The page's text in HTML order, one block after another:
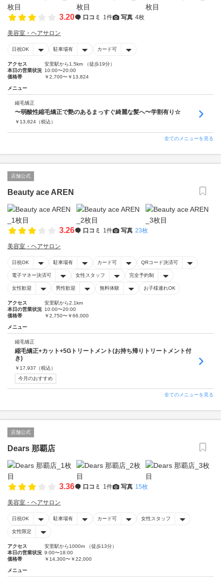
3.20 口コミ 1件 写真 4枚
美容室・ヘアサロン
日祝OK 駐車場有 カード可
アクセス
安里駅から1.5km （徒歩19分）
本日の営業状況 10:00〜20:00
価格帯
￥2,700〜￥13,824
メニュー
縮毛矯正
〜弱酸性縮毛矯正で艶のあるまっすぐ綺麗な髪へ〜学割有り☆
￥ 13,824 （税込）
全てのメニューを見る
店舗公式
Beauty ace AREN
3.26 口コミ 1件 写真 23枚
美容室・ヘアサロン
日祝OK 駐車場有 カード可 QRコード決済可
電子マネー決済可 女性スタッフ 完全予約制
女性歓迎 男性歓迎 無料体験 お子様連れOK
アクセス
安里駅から2.1km
本日の営業状況 10:00〜20:00
価格帯
￥2,750〜￥66,000
メニュー
縮毛矯正
縮毛矯正+カット+5Gトリートメント(お持ち帰りトリートメント付
き)
￥ 17,937 （税込）
今月のおすすめ
全てのメニューを見る
店舗公式
Dears 那覇店
3.36 口コミ 1件 写真 15枚
美容室・ヘアサロン
日祝OK 駐車場有 カード可 女性スタッフ
女性限定
アクセス
安里駅から1000m （徒歩13分）
本日の営業状況 9:00〜18:00
価格帯
￥14,300〜￥22,000
メニュー